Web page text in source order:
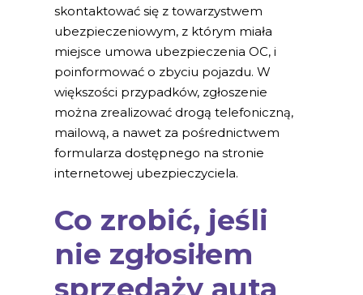
skontaktować się z towarzystwem
ubezpieczeniowym, z którym miała
miejsce umowa ubezpieczenia OC, i
poinformować o zbyciu pojazdu. W
większości przypadków, zgłoszenie
można zrealizować drogą telefoniczną,
mailową, a nawet za pośrednictwem
formularza dostępnego na stronie
internetowej ubezpieczyciela.
Co zrobić, jeśli
nie zgłosiłem